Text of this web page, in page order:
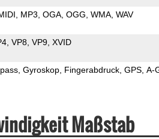
MP3 OGA OGG WMA WAV
VP8 VP9 XVID
Gyroskop Fingerabdruck GPS A-
Maßstab